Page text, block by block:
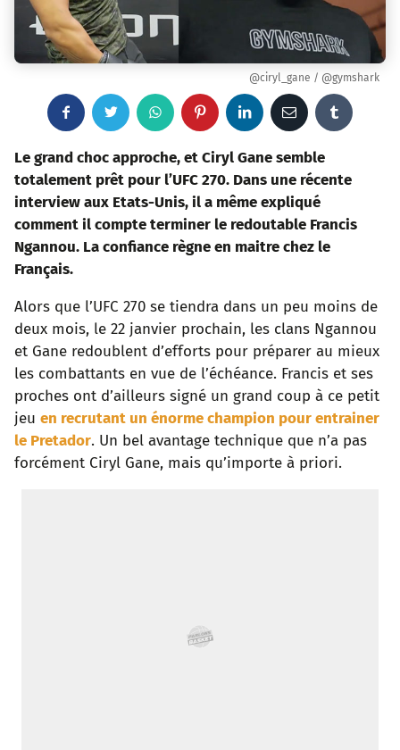
@ciryl_gane / @gymshark
c
e
o
k
i
t
e
r
W
a
t
a
p
p
P
i
n
t
e
s
t
n
k
I
n
E
m
a
i
m
b
Le grand choc approche, et Ciryl Gane semble
totalement prêt pour l’UFC 270. Dans une récente
interview aux Etats-Unis, il a même expliqué
comment il compte terminer le redoutable Francis
Ngannou. La confiance règne en maitre chez le
Français.
Alors que l’UFC 270 se tiendra dans un peu moins de
deux mois, le 22 janvier prochain, les clans Ngannou
et Gane redoublent d’efforts pour préparer au mieux
les combattants en vue de l’échéance. Francis et ses
proches ont d’ailleurs signé un grand coup à ce petit
jeu en recrutant un énorme champion pour entrainer
le Pretador. Un bel avantage technique que n’a pas
forcément Ciryl Gane, mais qu’importe à priori.